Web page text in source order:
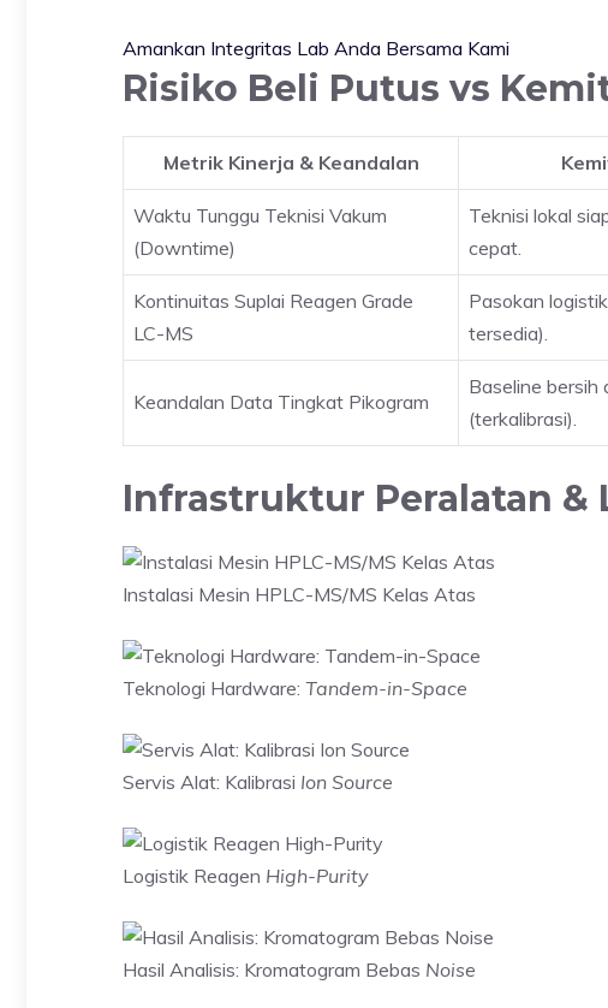
Amankan Integritas Lab Anda Bersama Kami
Risiko Beli Putus vs
Metrik Kinerja & Keandalan
Waktu Tunggu Teknisi Vakum
(Downtime)
Teknisi lokal
cepat.
Kontinuitas Suplai Reagen Grade
LC-MS
Pasokan
tersedia).
Keandalan Data Tingkat Pikogram
Baseline bersih
(terkalibrasi).
Infrastruktur Peralatan &
Instalasi Mesin HPLC-MS/MS Kelas Atas
Teknologi Hardware: Tandem-in-Space
Servis Alat: Kalibrasi Ion Source
Logistik Reagen High-Purity
Hasil Analisis: Kromatogram Bebas Noise